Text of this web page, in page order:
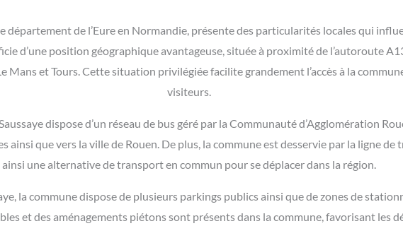
département de l’Eure en Normandie, présente des particularités locales qui
d’une position géographique avantageuse, située à proximité de l’autoroute
Mans et Tours. Cette situation privilégiée facilite grandement l’accès à la
visiteurs.
dispose d’un réseau de bus géré par la Communauté d’Agglomération
ainsi que vers la ville de Rouen. De plus, la commune est desservie par la ligne
ainsi une alternative de transport en commun pour se déplacer dans la région.
la commune dispose de plusieurs parkings publics ainsi que de zones de
et des aménagements piétons sont présents dans la commune, favorisant les